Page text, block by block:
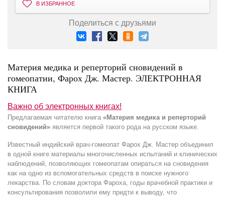
В ИЗБРАННОЕ
Поделиться с друзьями
Материя медика и реперторий сновидений в
гомеопатии, Фарох Дж. Мастер. ЭЛЕКТРОННАЯ
КНИГА
Важно об электронных книгах!
Предлагаемая читателю книга «Материя медика и реперторий
сновидений» является первой такого рода на русском языке.
Известный индийский врач-гомеопат Фарох Дж. Мастер объединил
в одной книге материалы многочисленных испытаний и клинических
наблюдений, позволяющих гомеопатам опираться на сновидения
как на одно из вспомогательных средств в поиске нужного
лекарства. По словам доктора Фароха, годы врачебной практики и
консультирования позволили ему придти к выводу, что